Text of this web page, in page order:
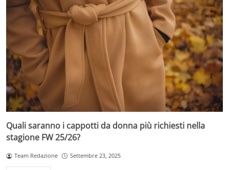
Quali saranno i cappotti da donna più richiesti nella
stagione FW 25/26?
Team Redazione Settembre 23, 2025